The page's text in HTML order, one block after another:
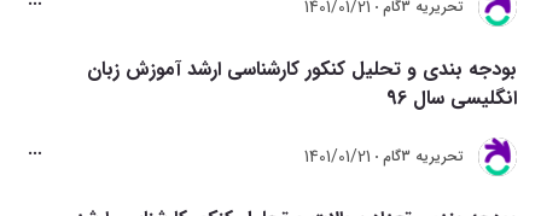
تحريريه 3گام 1401/01/21
بودجه بندی و تحلیل کنکور کارشناسی ارشد آموزش زبان
انگلیسی سال 96
تحريريه 3گام 1401/01/21